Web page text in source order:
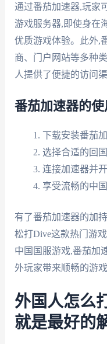
通过番茄加速器,玩家
游戏服务器,即使身在
优质游戏体验。此外,
商、门户网站等多种
人提供了便捷的访问渠
番茄加速器的使
下载安装番茄
选择合适的回
连接加速器并
享受流畅的中
有了番茄加速器的加
松打Dive这款热门游
中国国服游戏,番茄加
外玩家带来顺畅的游戏
外国人怎么
就是最好的